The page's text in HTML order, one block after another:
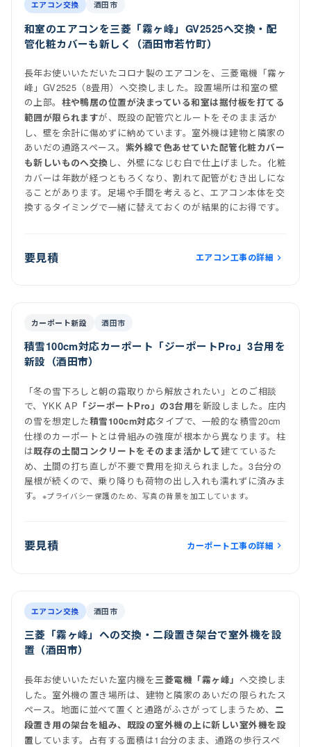
エアコン交換 酒田市
和室のエアコンを三菱「霧ヶ峰」GV2525へ交換・配
管化粧カバーも新しく（酒田市若竹町）
長年お使いいただいたコロナ製のエアコンを、三菱電機「霧ヶ
峰」GV2525（8畳用）へ交換しました。設置場所は和室の壁
の上部。 柱や鴨居の位置が決まっている和室は据付板を打てる
範囲が限られますが、既設の配管穴とルートをそのまま活か
し、壁を余計に傷めずに納めています。室外機は建物と隣家の
あいだの通路スペース。 紫外線で色あせていた配管化粧カバー
も新しいものへ交換 し、外壁になじむ白で仕上げました。化粧
カバーは年数が経つともろくなり、割れて配管がむき出しにな
ることがあります。足場や手間を考えると、エアコン本体を交
換するタイミングで一緒に替えておくのが結果的にお得です。
要見積 エアコン工事の詳細
施工後
カーポート新設 酒田市
積雪100cm対応カーポート「ジーポートPro」3台用を
新設（酒田市）
「冬の雪下ろしと朝の霜取りから解放されたい」とのご相談
で、YKK AP 「ジーポートPro」の3台用を新設しました。庄内
の雪を想定した積雪100cm対応タイプで、一般的な積雪20cm
仕様のカーポートとは骨組みの強度が根本から異なります。柱
は既存の土間コンクリートをそのまま活かして建てているた
め、土間の打ち直しが不要で費用を抑えられました。3台分の
屋根が続くので、乗り降りも荷物の出し入れも濡れずに済みま
す。
※プライバシー保護のため、写真の背景を加工しています。
要見積 カーポート工事の詳細
施工後
エアコン交換 酒田市
三菱「霧ヶ峰」への交換・二段置き架台で室外機を設
置（酒田市）
長年お使いいただいた室内機を三菱電機「霧ヶ峰」 へ交換しま
した。室外機の置き場所は、建物と隣家のあいだの限られたス
ペース。地面に並べて置くと通路がふさがってしまうため、 二
段置き用の架台を組み、既設の室外機の上に新しい室外機を設
置 しています。占有する面積は1台分のまま、通路の歩行スペ